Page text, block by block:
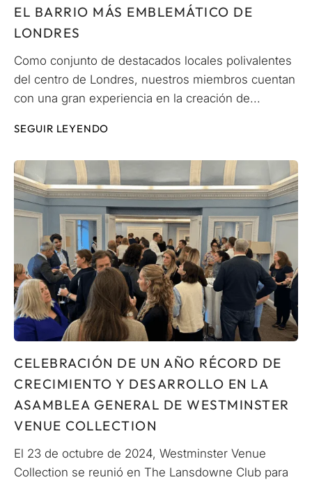
EL BARRIO MÁS EMBLEMÁTICO DE
LONDRES
Como conjunto de destacados locales polivalentes
del centro de Londres, nuestros miembros cuentan
con una gran experiencia en la creación de...
SEGUIR LEYENDO
CELEBRACIÓN DE UN AÑO RÉCORD DE
CRECIMIENTO Y DESARROLLO EN LA
ASAMBLEA GENERAL DE WESTMINSTER
VENUE COLLECTION
El 23 de octubre de 2024, Westminster Venue
Collection se reunió en The Lansdowne Club para